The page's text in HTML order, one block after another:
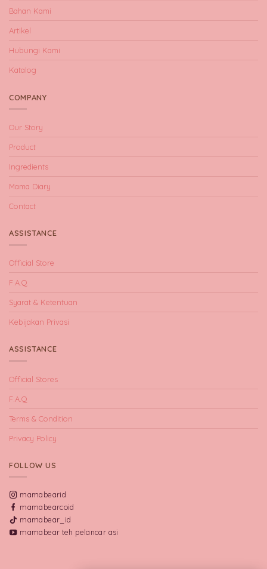
Bahan Kami
Artikel
Hubungi Kami
Katalog
COMPANY
Our Story
Product
Ingredients
Mama Diary
Contact
ASSISTANCE
Official Store
F.A.Q
Syarat & Ketentuan
Kebijakan Privasi
ASSISTANCE
Official Stores
F.A.Q
Terms & Condition
Privacy Policy
FOLLOW US
mamabearid
mamabearcoid
mamabear_id
mamabear teh pelancar asi